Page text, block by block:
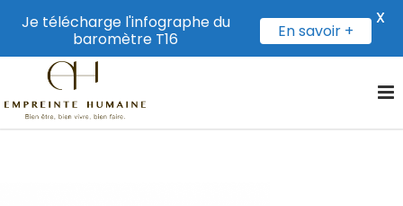
Je télécharge l'infographe du
baromètre T16
En savoir +
X